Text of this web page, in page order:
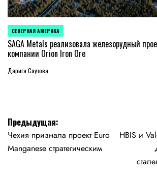
ОПУБЛИКОВАНО
В
СЕВЕРНАЯ АМЕРИКА
SAGA Metals реализовала железорудный
компании Orion Iron Ore
Дарига Саутова
Навигация
по
Предыдущая:
Чехия признала проект Euro
Manganese стратегическим
HBIS и